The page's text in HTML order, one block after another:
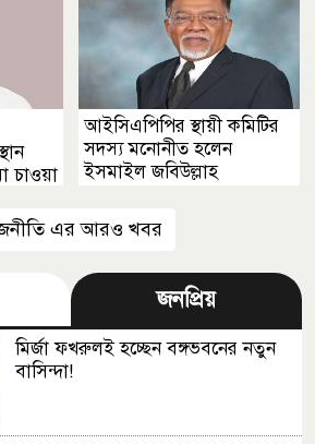
চাওয়া
আইসিএপিপির স্থায়ী কমিটির
সদস্য মনোনীত হলেন
ইসমাইল জবিউল্লাহ
এর আরও খবর
জনপ্রিয়
মির্জা ফখরুলই হচ্ছেন বঙ্গভবনের নতুন
বাসিন্দা!